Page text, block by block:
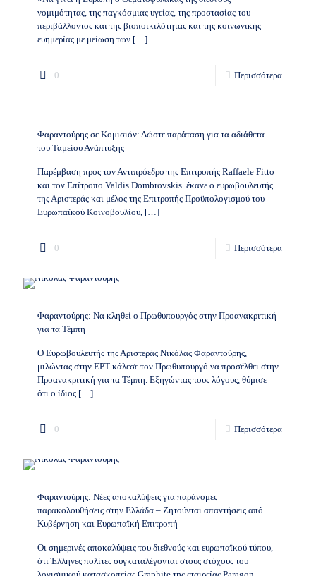
νομιμότητας, της παγκόσμιας υγείας, της προστασίας του
περιβάλλοντος και της βιοποικιλότητας και της κοινωνικής
ευημερίας με μείωση των […]
0 Περισσότερα
Φαραντούρης σε Κομισιόν: Δώστε παράταση για τα αδιάθετα
του Ταμείου Ανάπτυξης
Παρέμβαση προς τον Αντιπρόεδρο της Επιτρoπής Raffaele Fitto
και τον Επίτροπο Valdis Dombrovskis έκανε ο ευρωβουλευτής
της Αριστεράς και μέλος της Επιτροπής Προϋπολογισμού του
Ευρωπαϊκού Κοινοβουλίου, […]
0 Περισσότερα
Φαραντούρης: Να κληθεί ο Πρωθυπουργός στην Προανακριτική
για τα Τέμπη
Ο Ευρωβουλευτής της Αριστεράς Νικόλας Φαραντούρης,
μιλώντας στην ΕΡΤ κάλεσε τον Πρωθυπουργό να προσέλθει στην
Προανακριτική για τα Τέμπη. Εξηγώντας τους λόγους, θύμισε
ότι ο ίδιος […]
0 Περισσότερα
Φαραντούρης: Νέες αποκαλύψεις για παράνομες
παρακολουθήσεις στην Ελλάδα – Ζητούνται απαντήσεις από
Κυβέρνηση και Ευρωπαϊκή Επιτροπή
Οι σημερινές αποκαλύψεις του διεθνούς και ευρωπαϊκού τύπου,
ότι Έλληνες πολίτες συγκαταλέγονται στους στόχους του